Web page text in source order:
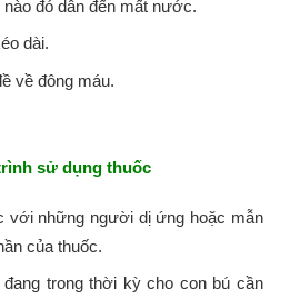
đó dẫn đến mất nước.
dài.
về đông máu.
sử dụng thuốc
với những người dị ứng hoặc mẫn
của thuốc.
trong thời kỳ cho con bú cần